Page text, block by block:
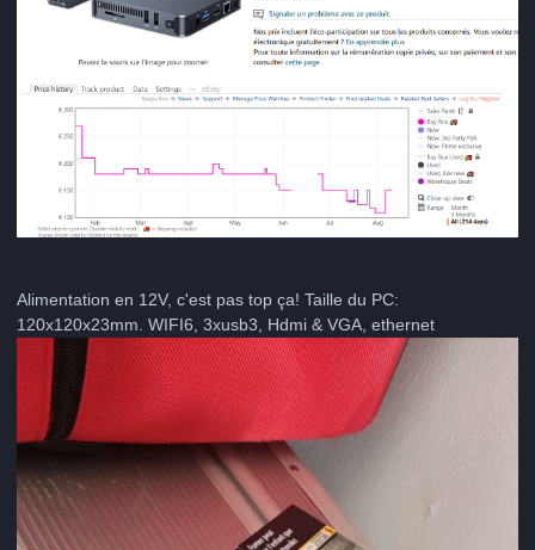
Alimentation en 12V, c'est pas top ça! Taille du PC:
120x120x23mm. WIFI6, 3xusb3, Hdmi & VGA, ethernet